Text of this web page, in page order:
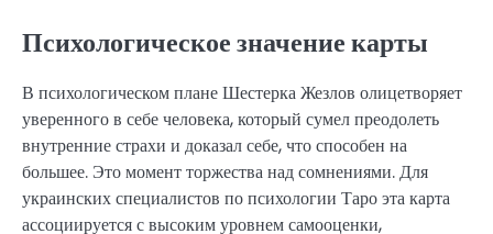
Психологическое значение карты
В психологическом плане Шестерка Жезлов олицетворяет
уверенного в себе человека, который сумел преодолеть
внутренние страхи и доказал себе, что способен на
большее. Это момент торжества над сомнениями. Для
украинских специалистов по психологии Таро эта карта
ассоциируется с высоким уровнем самооценки,